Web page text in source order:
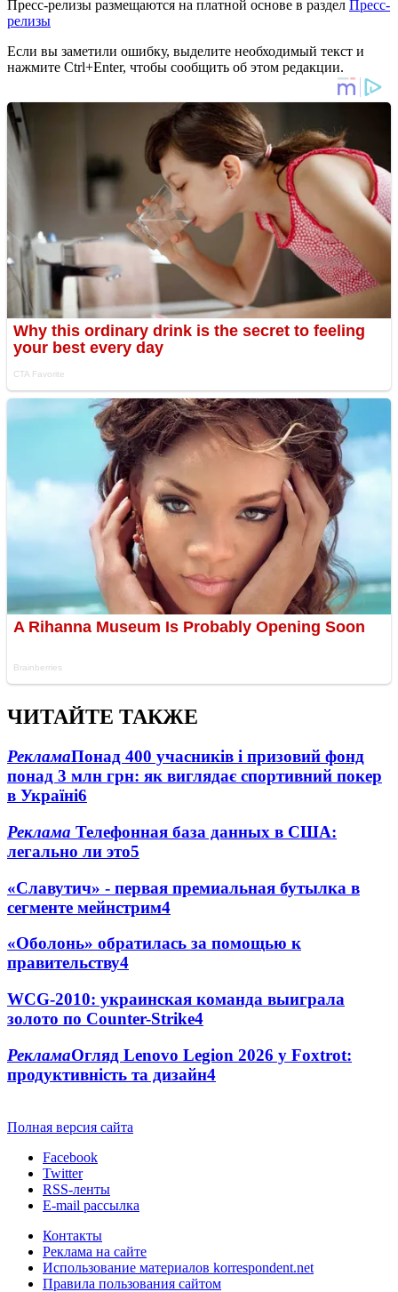
Пресс-релизы размещаются на платной основе в раздел Пресс-
релизы
Если вы заметили ошибку, выделите необходимый текст и
нажмите Ctrl+Enter, чтобы сообщить об этом редакции.
ЧИТАЙТЕ ТАКЖЕ
РекламаПонад 400 учасників і призовий фонд
понад 3 млн грн: як виглядає спортивний покер
в Україні6
Реклама Телефонная база данных в США:
легально ли это5
«Славутич» - первая премиальная бутылка в
сегменте мейнстрим4
«Оболонь» обратилась за помощью к
правительству4
WCG-2010: украинская команда выиграла
золото по Counter-Strike4
РекламаОгляд Lenovo Legion 2026 у Foxtrot:
продуктивність та дизайн4
Полная версия сайта
Facebook
Twitter
RSS-ленты
E-mail рассылка
Контакты
Реклама на сайте
Использование материалов korrespondent.net
Правила пользования сайтом